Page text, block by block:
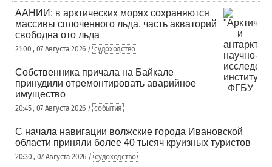
ААНИИ: в арктических морях сохраняются
массивы сплоченного льда, часть акваторий
свободна ото льда
21:00 , 07 Августа 2026 / судоходство
Собственника причала на Байкале
принудили отремонтировать аварийное
имущество
20:45 , 07 Августа 2026 / события
С начала навигации волжские города Ивановской
области приняли более 40 тысяч круизных туристов
20:30 , 07 Августа 2026 / судоходство